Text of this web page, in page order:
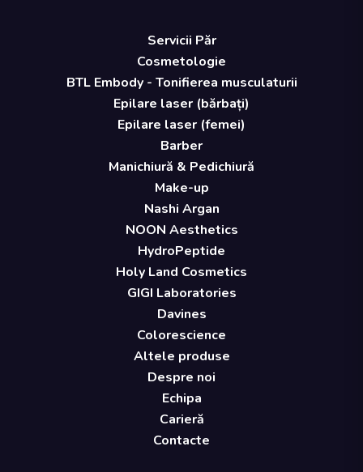
Servicii Păr
Cosmetologie
BTL Embody - Tonifierea musculaturii
Epilare laser (bărbați)
Epilare laser (femei)
Barber
Manichiură & Pedichiură
Make-up
Nashi Argan
NOON Aesthetics
HydroPeptide
Holy Land Cosmetics
GIGI Laboratories
Davines
Colorescience
Altele produse
Despre noi
Echipa
Carieră
Contacte